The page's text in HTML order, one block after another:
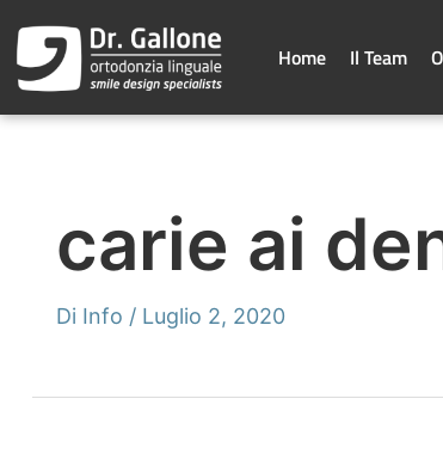
contenuto
Home Il Team
carie ai
Di Info / Luglio 2, 2020